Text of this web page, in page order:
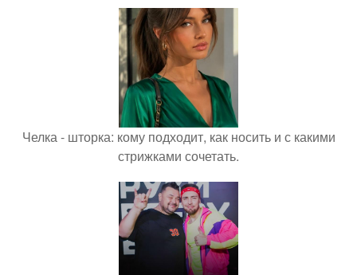
Челка - шторка: кому подходит, как носить и с какими
стрижками сочетать.